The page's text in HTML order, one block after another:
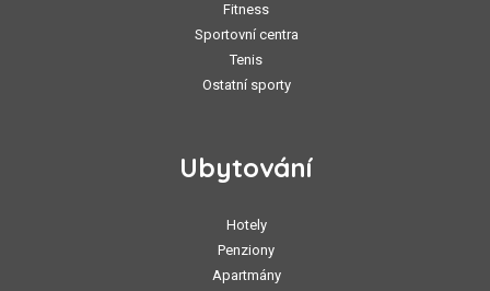
Fitness
Sportovní centra
Tenis
Ostatní sporty
Ubytování
Hotely
Penziony
Apartmány